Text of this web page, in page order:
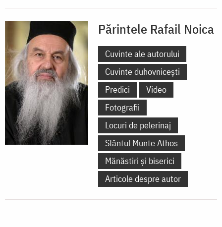
Părintele Rafail Noica
Cuvinte ale autorului
Cuvinte duhovnicești
Predici
Video
Fotografii
Locuri de pelerinaj
Sfântul Munte Athos
Mănăstiri și biserici
Articole despre autor